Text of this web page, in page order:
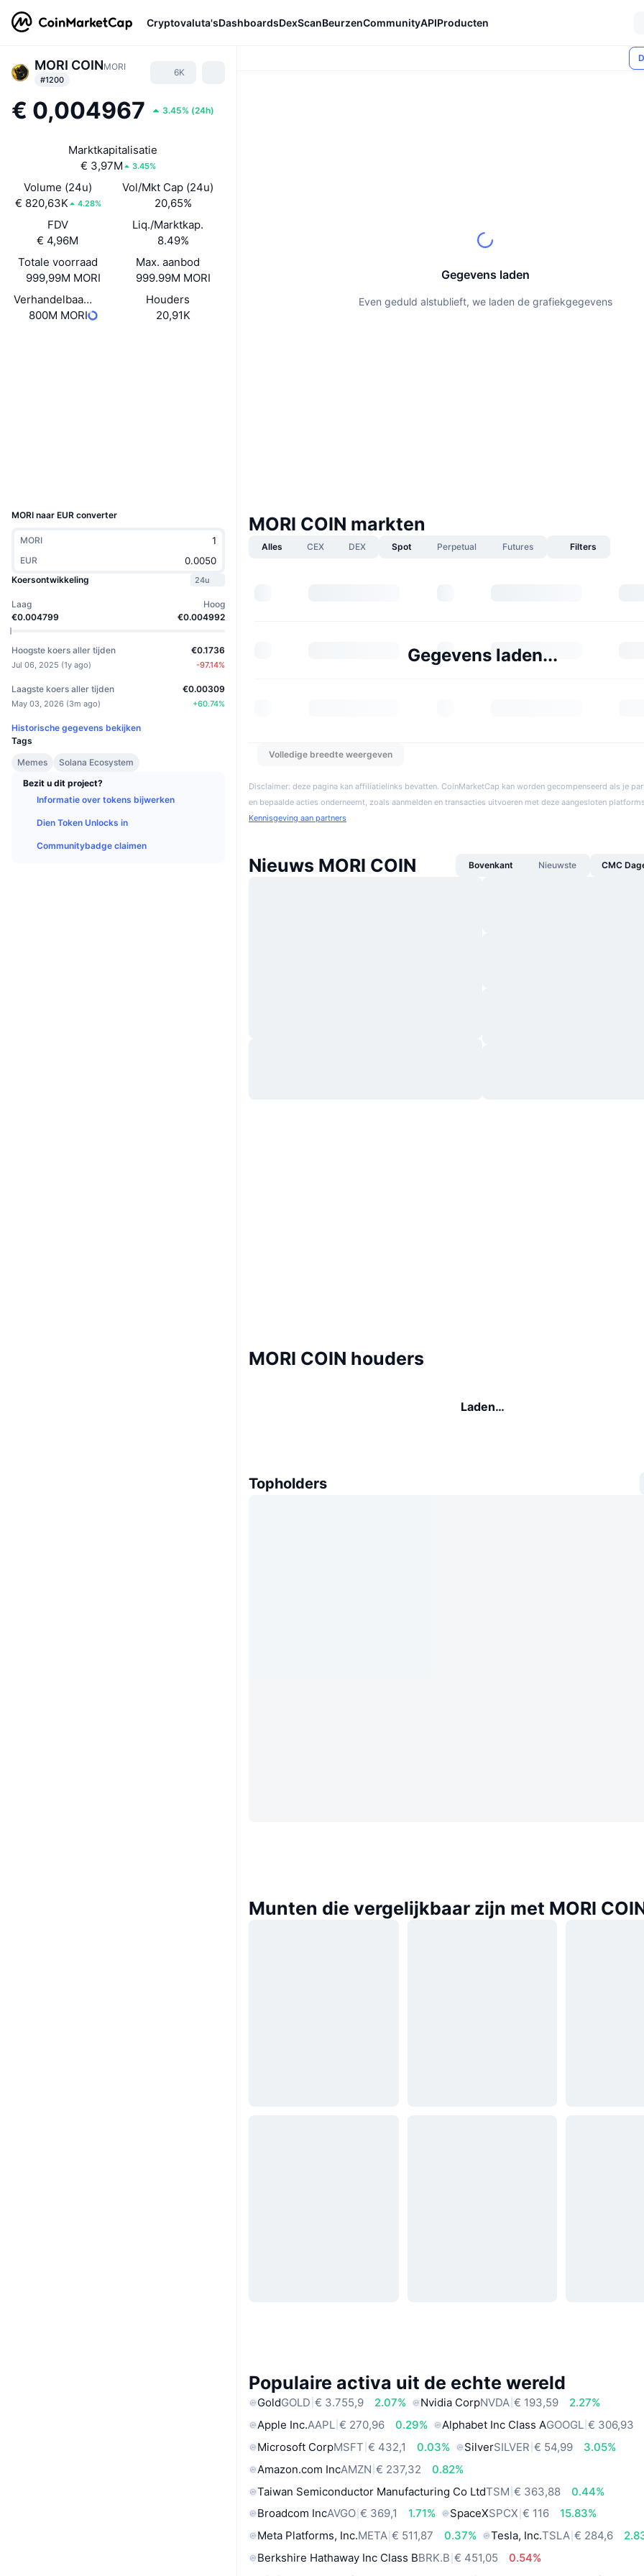
Cryptovaluta'sDashboardsDexScanBeurzenCommunityAPIProducten
MORI COINMORI
#1200
6K
€ 0,004967 3.45% (24h)
Marktkapitalisatie
€ 3,97M
3.45%
Volume (24u)
€ 820,63K
4.28%
Vol/Mkt Cap (24u)
20,65%
FDV
€ 4,96M
Liq./Marktkap.
8.49%
Totale voorraad
999,99M MORI
Max. aanbod
999.99M MORI
Verhandelbaar aanbod
800M MORI
Houders
20,91K
MORI naar EUR converter
MORI
EUR
Koersontwikkeling
24u
Laag
€0.004799
Hoog
€0.004992
Hoogste koers aller tijden
Jul 06, 2025 (1y ago)
€0.1736
-97.14%
Laagste koers aller tijden
May 03, 2026 (3m ago)
€0.00309
+60.74%
Historische gegevens bekijken
Tags
Memes
Solana Ecosystem
Bezit u dit project?
Informatie over tokens bijwerken
Dien Token Unlocks in
Communitybadge claimen
Gegevens laden
Even geduld alstublieft, we laden de grafiekgegevens
MORI COIN markten
Alles CEX DEX Spot Perpetual Futures Filters
Gegevens laden...
Volledige breedte weergeven
Disclaimer: deze pagina kan affiliatielinks bevatten. CoinMarketCap kan worden gecompenseerd als je
en bepaalde acties onderneemt, zoals aanmelden en transacties uitvoeren met deze aangesloten
Kennisgeving aan partners
Nieuws MORI COIN Bovenkant Nieuwste CMC
MORI COIN houders
Laden…
Topholders
Munten die vergelijkbaar zijn met MORI
Populaire activa uit de echte wereld
GoldGOLD € 3.755,9 2.07% Nvidia CorpNVDA € 193,59
2.27%
Apple Inc.AAPL € 270,96 0.29% Alphabet Inc Class AGOOGL € 306,93
Microsoft CorpMSFT € 432,1 0.03% SilverSILVER € 54,99
3.05%
Amazon.com IncAMZN € 237,32
0.82%
Taiwan Semiconductor Manufacturing Co LtdTSM € 363,88
0.44%
Broadcom IncAVGO € 369,1 1.71% SpaceXSPCX € 116
15.83%
Meta Platforms, Inc.META € 511,87 0.37% Tesla, Inc.TSLA € 284,6
Berkshire Hathaway Inc Class BBRK.B € 451,05
0.54%